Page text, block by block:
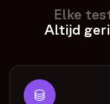
Elke
Altijd